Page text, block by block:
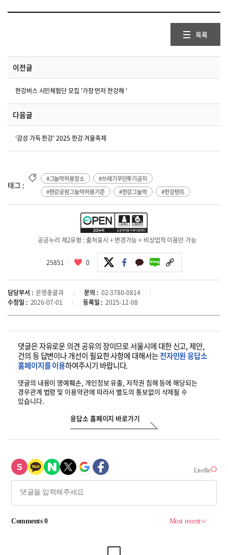
목록
이전글
한강버스 시민체험단 모집 '가장 먼저 한강해 '
다음글
‘감성 가득 한강’ 2025 한강 겨울축제
태그 :
#그늘막허용장소
#쓰레기무단투기금지
#한강공원그늘막허용기준
#한강그늘막 #한강텐트
공공누리 제2유형 : 출처표시 + 변경가능 + 비상업적 이용만 가능
25851 0
담당부서 : 운영총괄과 문의 : 02-3780-0814
수정일 : 2026-07-01 등록일 : 2025-12-08
댓글은 자유로운 의견 공유의 장이므로 서울시에 대한 신고, 제안,
건의 등답변이나 개선이 필요한 사항에 대해서는전자민원 응답소
홈페이지를 이용하여주시기 바랍니다.
댓글의 내용이 명예훼손, 개인정보 유출, 저작권 침해 등에 해당되는
경우관계 법령 및 이용약관에 따라서 별도의 통보없이 삭제될 수
있습니다.
응답소 홈페이지 바로가기